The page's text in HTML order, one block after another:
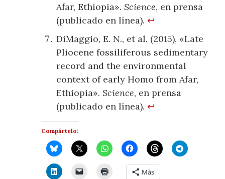
Afar, Ethiopia».Science, en prensa
(publicado en línea).↩
DiMaggio, E. N., et al. (2015), «Late
Pliocene fossiliferous sedimentary
record and the environmental
context of early Homo from Afar,
Ethiopia».Science, en prensa
(publicado en línea).↩
Compártelo:
Más